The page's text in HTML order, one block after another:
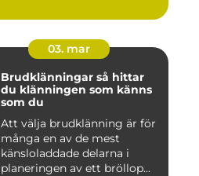
03. mar
Brudklänningar så hittar
du klänningen som känns
som du
Att välja brudklänning är för
många en av de mest
känsloladdade delarna i
planeringen av ett bröllop...